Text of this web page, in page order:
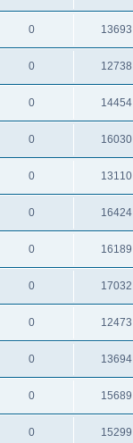
0 13693
0 12738
0 14454
0 16030
0 13110
0 16424
0 16189
0 17032
0 12473
0 13694
0 15689
0 15299